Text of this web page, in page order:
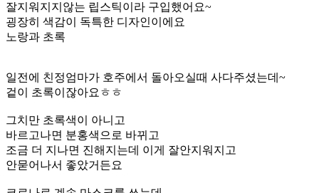
잘지워지지않는 립스틱이라 구입했어요~
굉장히 색감이 독특한 디자인이에요
노랑과 초록
일전에 친정엄마가 호주에서 돌아오실때 사다주셨는데~
겉이 초록이잖아요ㅎㅎ
그치만 초록색이 아니고
바르고나면 분홍색으로 바뀌고
조금 더 지나면 진해지는데 이게 잘안지워지고
안묻어나서 좋았거든요